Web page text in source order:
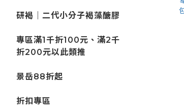
研褐｜二代小分子褐藻醣膠
專區滿1千折100元、滿2千
折200元以此類推
景岳88折起
折扣專區